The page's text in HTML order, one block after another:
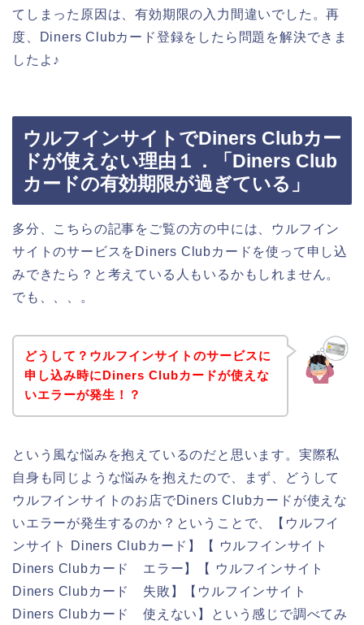
てしまった原因は、有効期限の入力間違いでした。再
度、Diners Clubカード登録をしたら問題を解決できま
したよ♪
ウルフインサイトでDiners Clubカー
ドが使えない理由１．「Diners Club
カードの有効期限が過ぎている」
多分、こちらの記事をご覧の方の中には、ウルフイン
サイトのサービスをDiners Clubカードを使って申し込
みできたら？と考えている人もいるかもしれません。
でも、、、。
どうして？ウルフインサイトのサービスに
申し込み時にDiners Clubカードが使えな
いエラーが発生！？
という風な悩みを抱えているのだと思います。実際私
自身も同じような悩みを抱えたので、まず、どうして
ウルフインサイトのお店でDiners Clubカードが使えな
いエラーが発生するのか？ということで、【ウルフイ
ンサイト Diners Clubカード】【 ウルフインサイト
Diners Clubカード エラー】【 ウルフインサイト
Diners Clubカード 失敗】【ウルフインサイト
Diners Clubカード 使えない】という感じで調べてみ